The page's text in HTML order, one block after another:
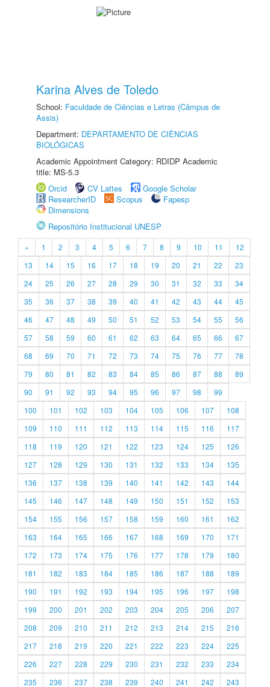
Karina Alves de Toledo
School: Faculdade de Ciências e Letras (Câmpus de
Assis)
Department: DEPARTAMENTO DE CIÊNCIAS
BIOLÓGICAS
Academic Appointment Category: RDIDP Academic
title: MS-5.3
Orcid
CV Lattes
Google Scholar
ResearcherID
Scopus
Fapesp
Dimensions
Repositório Institucional UNESP
« 1 2 3 4 5 6 7 8 9 10 11
12
13
14 15 16 17 18 19 20 21 22
23
24
25 26 27 28 29 30 31 32 33
34
35
36 37 38 39 40 41 42 43 44
45
46
47 48 49 50 51 52 53 54 55
56
57
58 59 60 61 62 63 64 65 66
67
68
69 70 71 72 73 74 75 76 77
78
79
80 81 82 83 84 85 86 87 88
89
90
91 92 93 94 95 96 97 98
99
100
101 102 103 104 105 106 107
108
109
110 111 112 113 114 115 116
117
118
119 120 121 122 123 124 125
126
127
128 129 130 131 132 133 134
135
136
137 138 139 140 141 142 143
144
145
146 147 148 149 150 151 152
153
154
155 156 157 158 159 160 161
162
163
164 165 166 167 168 169 170
171
172
173 174 175 176 177 178 179
180
181
182 183 184 185 186 187 188
189
190
191 192 193 194 195 196 197
198
199
200 201 202 203 204 205 206
207
208
209 210 211 212 213 214 215
216
217
218 219 220 221 222 223 224
225
226
227 228 229 230 231 232 233
234
235
236 237 238 239 240 241 242 243